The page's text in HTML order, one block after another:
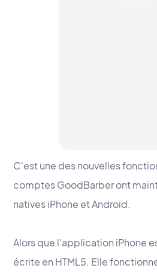
C'est une des nouvelles
comptes GoodBarber ont
natives iPhone et Android.
Alors que l'application iPhone
écrite en HTML5. Elle